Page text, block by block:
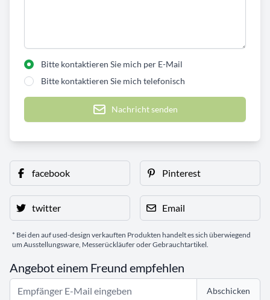
Bitte kontaktieren Sie mich per E-Mail
Bitte kontaktieren Sie mich telefonisch
Nachricht senden
facebook Pinterest
twitter Email
* Bei den auf used-design verkauften Produkten handelt es sich überwiegend
um Ausstellungsware, Messerückläufer oder Gebrauchtartikel.
Angebot einem Freund empfehlen
Abschicken